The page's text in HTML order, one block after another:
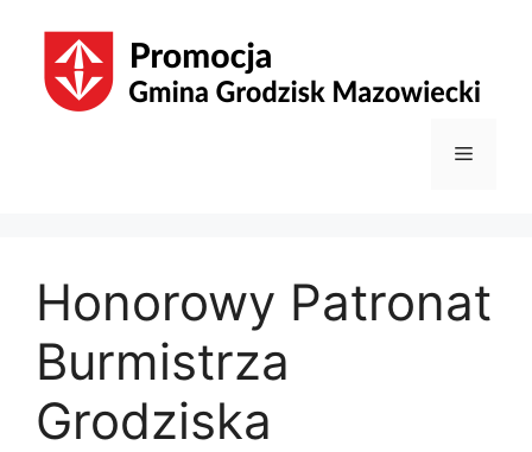
Menu
Honorowy Patronat
Burmistrza
Grodziska